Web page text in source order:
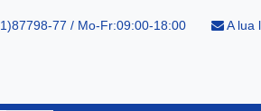
77 / Mo-Fr:09:00-18:00 A lua